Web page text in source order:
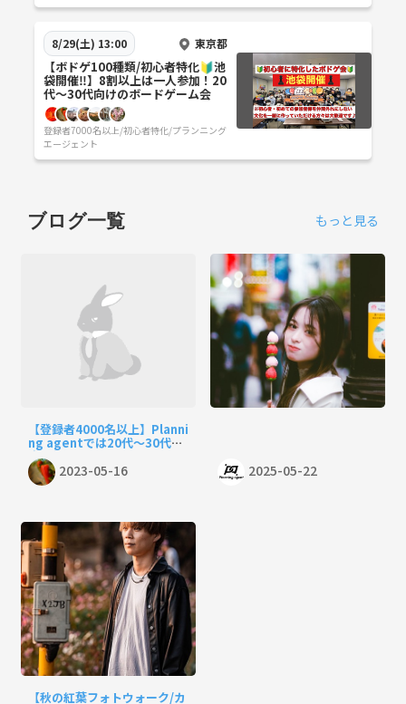
8/29(土) 13:00 東京都
【ボドゲ100種類/初心者特化🔰池
袋開催‼️】8割以上は一人参加！20
代〜30代向けのボードゲーム会
登録者7000名以上/初心者特化/プランニング
エージェント
ブログ一覧 もっと見る
【登録者4000名以上】Planni
ng agentでは20代〜30代限
定で毎週土日にイベントを開
催しております♪
2023-05-16 2025-05-22
【秋の紅葉フォトウォーク/カ